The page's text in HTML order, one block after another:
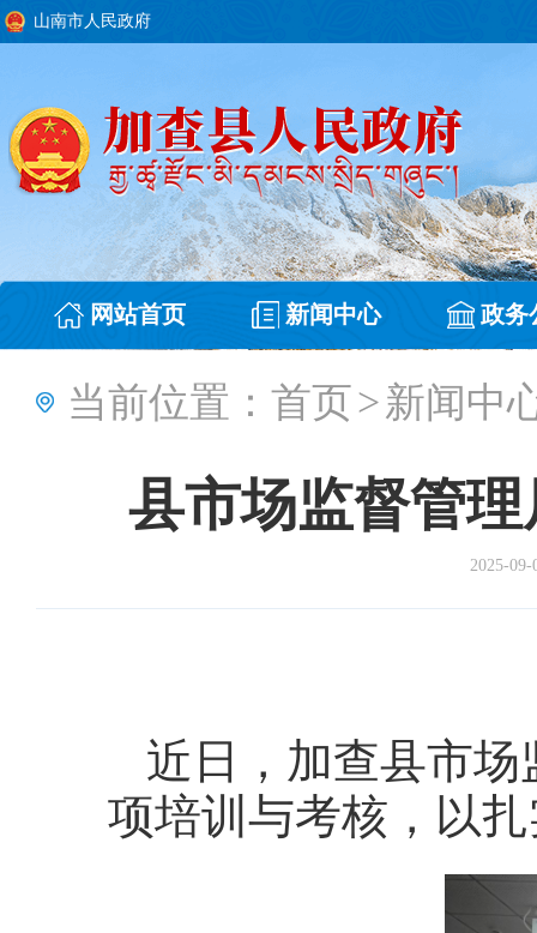
山南市人民政府
网站首页 新闻中心 政务
当前位置： 首页>新闻中
县市场监督管
2025-09-
近日，加查县市场
项培训与考核，以